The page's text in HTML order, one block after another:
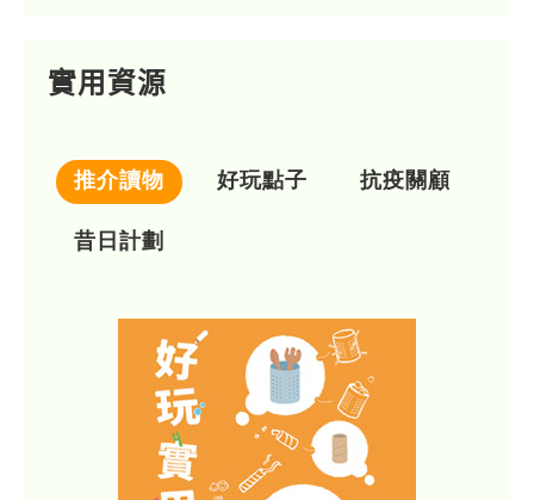
實用資源
推介讀物 好玩點子 抗疫關顧
昔日計劃